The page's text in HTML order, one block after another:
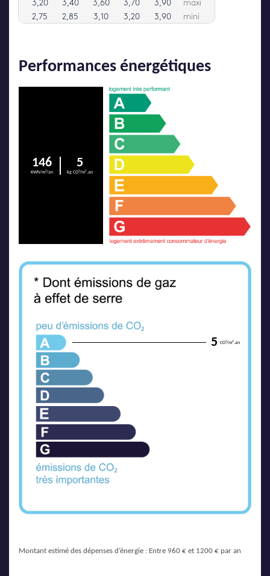
Performances énergétiques
146
KWh/m²/an
5
kg CO²/m².an
5 CO²/m².an
Montant estimé des dépenses d’énergie : Entre 960 € et 1200 € par an